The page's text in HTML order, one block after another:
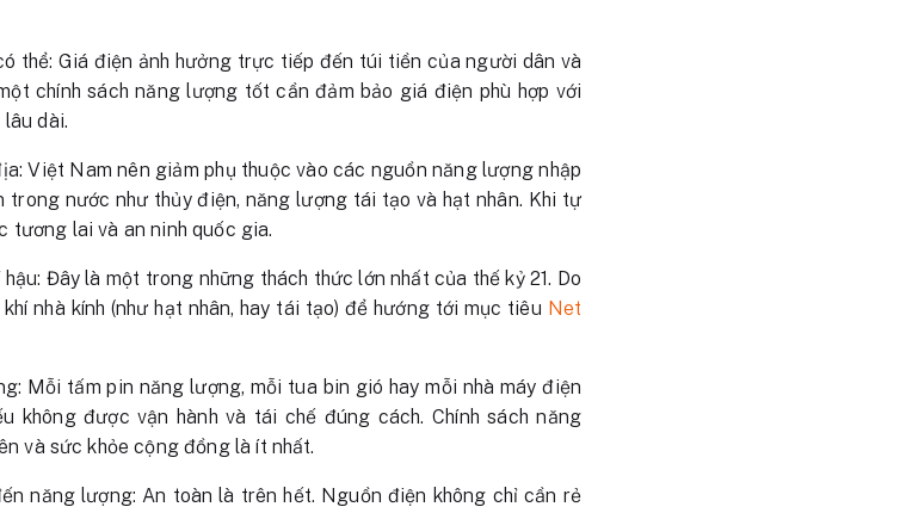
thể: Giá điện ảnh hưởng trực tiếp đến túi tiền của người dân và
chính sách năng lượng tốt cần đảm bảo giá điện phù hợp với
dài.
Việt Nam nên giảm phụ thuộc vào các nguồn năng lượng nhập
trong nước như thủy điện, năng lượng tái tạo và hạt nhân. Khi tự
tương lai và an ninh quốc gia.
Đây là một trong những thách thức lớn nhất của thế kỷ 21. Do
nhà kính (như hạt nhân, hay tái tạo) để hướng tới mục tiêu Net
Mỗi tấm pin năng lượng, mỗi tua bin gió hay mỗi nhà máy điện
không được vận hành và tái chế đúng cách. Chính sách năng
và sức khỏe cộng đồng là ít nhất.
năng lượng: An toàn là trên hết. Nguồn điện không chỉ cần rẻ